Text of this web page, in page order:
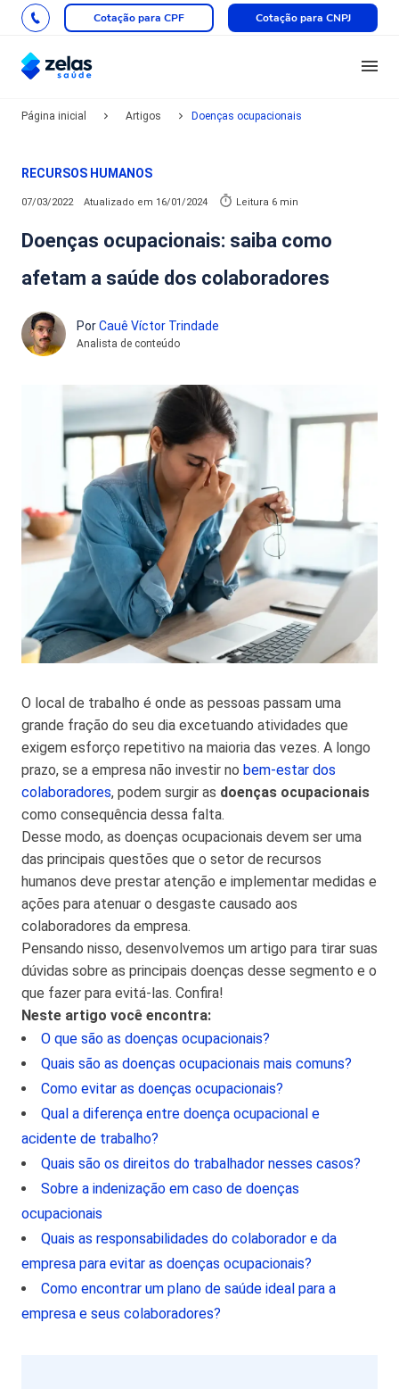
Cotação para CPF Cotação para CNPJ
Página inicial Artigos Doenças ocupacionais
RECURSOS HUMANOS
07/03/2022 Atualizado em 16/01/2024 Leitura 6 min
Doenças ocupacionais: saiba como
afetam a saúde dos colaboradores
PorCauê Víctor Trindade
Analista de conteúdo
O local de trabalho é onde as pessoas passam uma
grande fração do seu dia excetuando atividades que
exigem esforço repetitivo na maioria das vezes. A longo
prazo, se a empresa não investir no bem-estar dos
colaboradores, podem surgir as doenças ocupacionais
como consequência dessa falta.
Desse modo, as doenças ocupacionais devem ser uma
das principais questões que o setor de recursos
humanos deve prestar atenção e implementar medidas e
ações para atenuar o desgaste causado aos
colaboradores da empresa.
Pensando nisso, desenvolvemos um artigo para tirar suas
dúvidas sobre as principais doenças desse segmento e o
que fazer para evitá-las. Confira!
Neste artigo você encontra:
O que são as doenças ocupacionais?
Quais são as doenças ocupacionais mais comuns?
Como evitar as doenças ocupacionais?
Qual a diferença entre doença ocupacional e
acidente de trabalho?
Quais são os direitos do trabalhador nesses casos?
Sobre a indenização em caso de doenças
ocupacionais
Quais as responsabilidades do colaborador e da
empresa para evitar as doenças ocupacionais?
Como encontrar um plano de saúde ideal para a
empresa e seus colaboradores?